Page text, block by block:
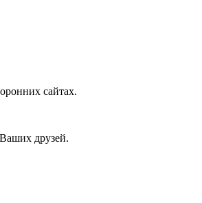
сайтах.
друзей.